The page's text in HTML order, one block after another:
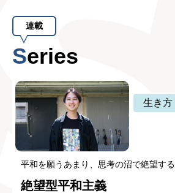
連載
Series
生き方
平和を願うあまり、思考の沼で絶望する
絶望型平和主義